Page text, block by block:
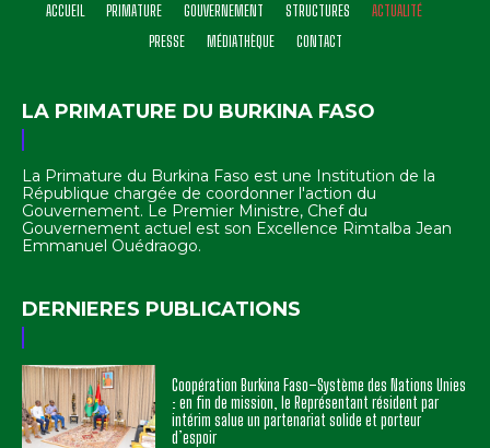
ACCUEIL PRIMATURE GOUVERNEMENT STRUCTURES
ACTUALITÉ
PRESSE
MÉDIATHÈQUE CONTACT
LA PRIMATURE DU BURKINA FASO
La Primature du Burkina Faso est une Institution de la
République chargée de coordonner l'action du
Gouvernement. Le Premier Ministre, Chef du
Gouvernement actuel est son Excellence Rimtalba Jean
Emmanuel Ouédraogo.
DERNIERES PUBLICATIONS
Coopération Burkina Faso–Système des Nations Unies
: en fin de mission, le Représentant résident par
intérim salue un partenariat solide et porteur
d’espoir